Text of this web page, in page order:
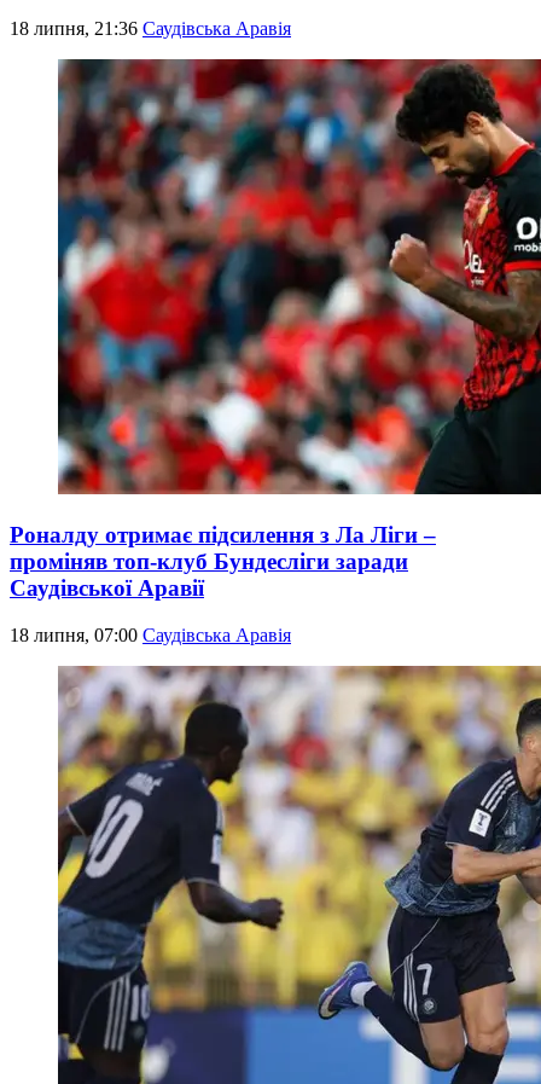
18 липня, 21:36 Саудівська Аравія
Роналду отримає підсилення з Ла Ліги –
проміняв топ-клуб Бундесліги заради
Саудівської Аравії
18 липня, 07:00 Саудівська Аравія